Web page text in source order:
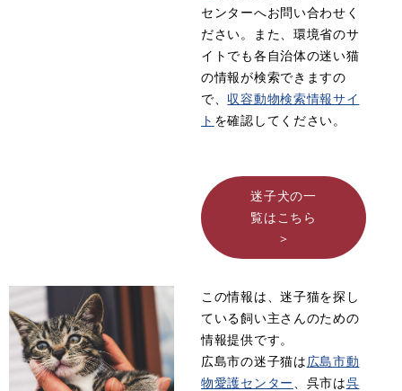
センターへお問い合わせく
ださい。また、環境省のサ
イトでも各自治体の迷い猫
の情報が検索できますの
で、 収容動物検索情報サイ
ト を確認してください。
迷子犬の一
覧はこちら
>
この情報は、迷子猫を探し
ている飼い主さんのための
情報提供です。
広島市の迷子猫は広島市動
物愛護センター
、呉市は呉